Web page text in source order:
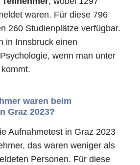
waren. Für diese 796
260 Studienplätze verfügbar.
in Innsbruck einen
wenn man unter
kommt.
waren beim
Graz 2023?
Aufnahmetest in Graz 2023
das waren weniger als
Personen. Für diese